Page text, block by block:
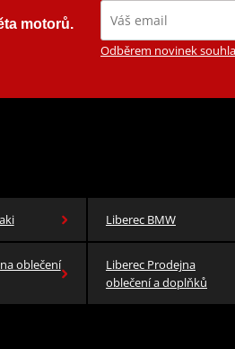
motorů.
Odběrem novinek
Liberec BMW
oblečení
Liberec Prodejna
oblečení a doplňků